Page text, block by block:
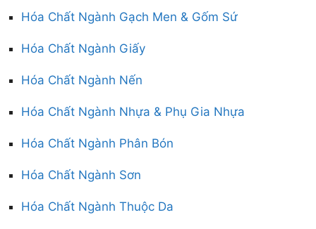
Hóa Chất Ngành Gạch Men & Gốm Sứ
Hóa Chất Ngành Giấy
Hóa Chất Ngành Nến
Hóa Chất Ngành Nhựa & Phụ Gia Nhựa
Hóa Chất Ngành Phân Bón
Hóa Chất Ngành Sơn
Hóa Chất Ngành Thuộc Da